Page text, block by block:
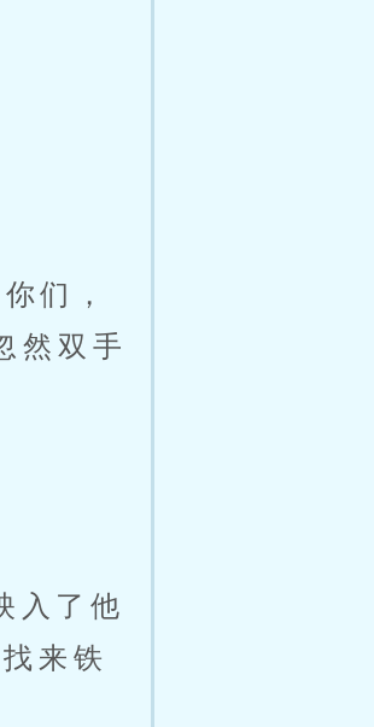
们，
然双手
入了他
来铁